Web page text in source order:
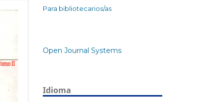
Para bibliotecarios/as
Open Journal Systems
Idioma